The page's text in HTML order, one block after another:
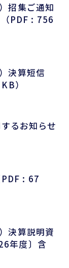
招集ご通知
PDF : 756
決算短信
）
るお知らせ
: 67
決算説明資
年度〕含